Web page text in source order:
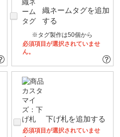
織ネームタグを追加
する
※タグ製作は50個から
必須項目が選択されていませ
ん。
下げ札を追加する
必須項目が選択されていませ